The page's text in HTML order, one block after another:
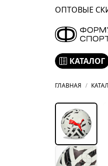
ОПТОВЫЕ
КАТАЛОГ
ГЛАВНАЯ